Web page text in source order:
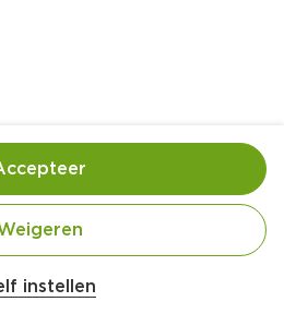
Bereiding
instellen